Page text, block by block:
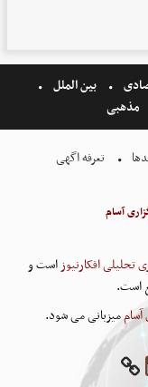
بین الملل
مذهبی
تعرفه اگهی
آسام
تحلیلی افکارنیوزاست و
است.
آساممیزبانی می شود.